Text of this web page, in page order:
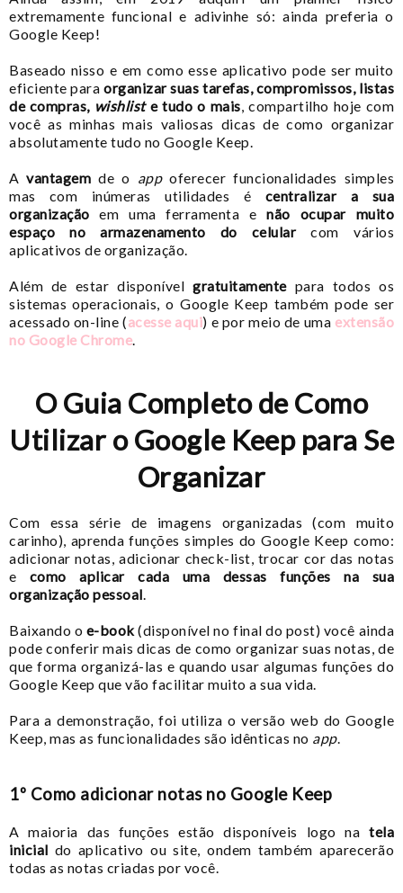
extremamente funcional e adivinhe só: ainda preferia o
Google Keep!
Baseado nisso e em como esse aplicativo pode ser muito
eficiente para organizar suas tarefas, compromissos, listas
de compras, wishlist e tudo o mais, compartilho hoje com
você as minhas mais valiosas dicas de como organizar
absolutamente tudo no Google Keep.
Avantagem de o appoferecer funcionalidades simples
mas com inúmeras utilidades é centralizar a sua
organização em uma ferramenta enão ocupar muito
espaço no armazenamento do celularcom vários
aplicativos de organização.
Além de estar disponívelgratuitamente para todos os
sistemas operacionais, o Google Keep também pode ser
acessado on-line (acesse aqui) e por meio de uma extensão
no Google Chrome.
O Guia Completo de Como
Utilizar o Google Keep para Se
Organizar
Com essa série de imagens organizadas (com muito
carinho), aprenda funções simples do Google Keep como:
adicionar notas, adicionar check-list, trocar cor das notas
e como aplicar cada uma dessas funções na sua
organização pessoal.
Baixando o e-book(disponível no final do post) você ainda
pode conferir mais dicas de como organizar suas notas, de
que forma organizá-las e quando usar algumas funções do
Google Keep que vão facilitar muito a sua vida.
Para a demonstração, foi utiliza o versão web do Google
Keep, mas as funcionalidades são idênticas no app.
1º Como adicionar notas no Google Keep
A maioria das funções estão disponíveis logo na tela
inicial do aplicativo ou site, ondem também aparecerão
todas as notas criadas por você.